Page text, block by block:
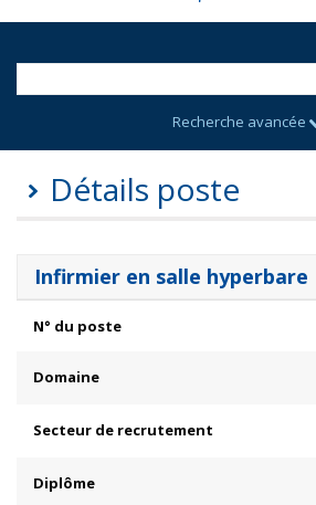
Recherche avancée
Détails poste
Infirmier en salle hyperbare
N° du poste
Domaine
Secteur de recrutement
Diplôme